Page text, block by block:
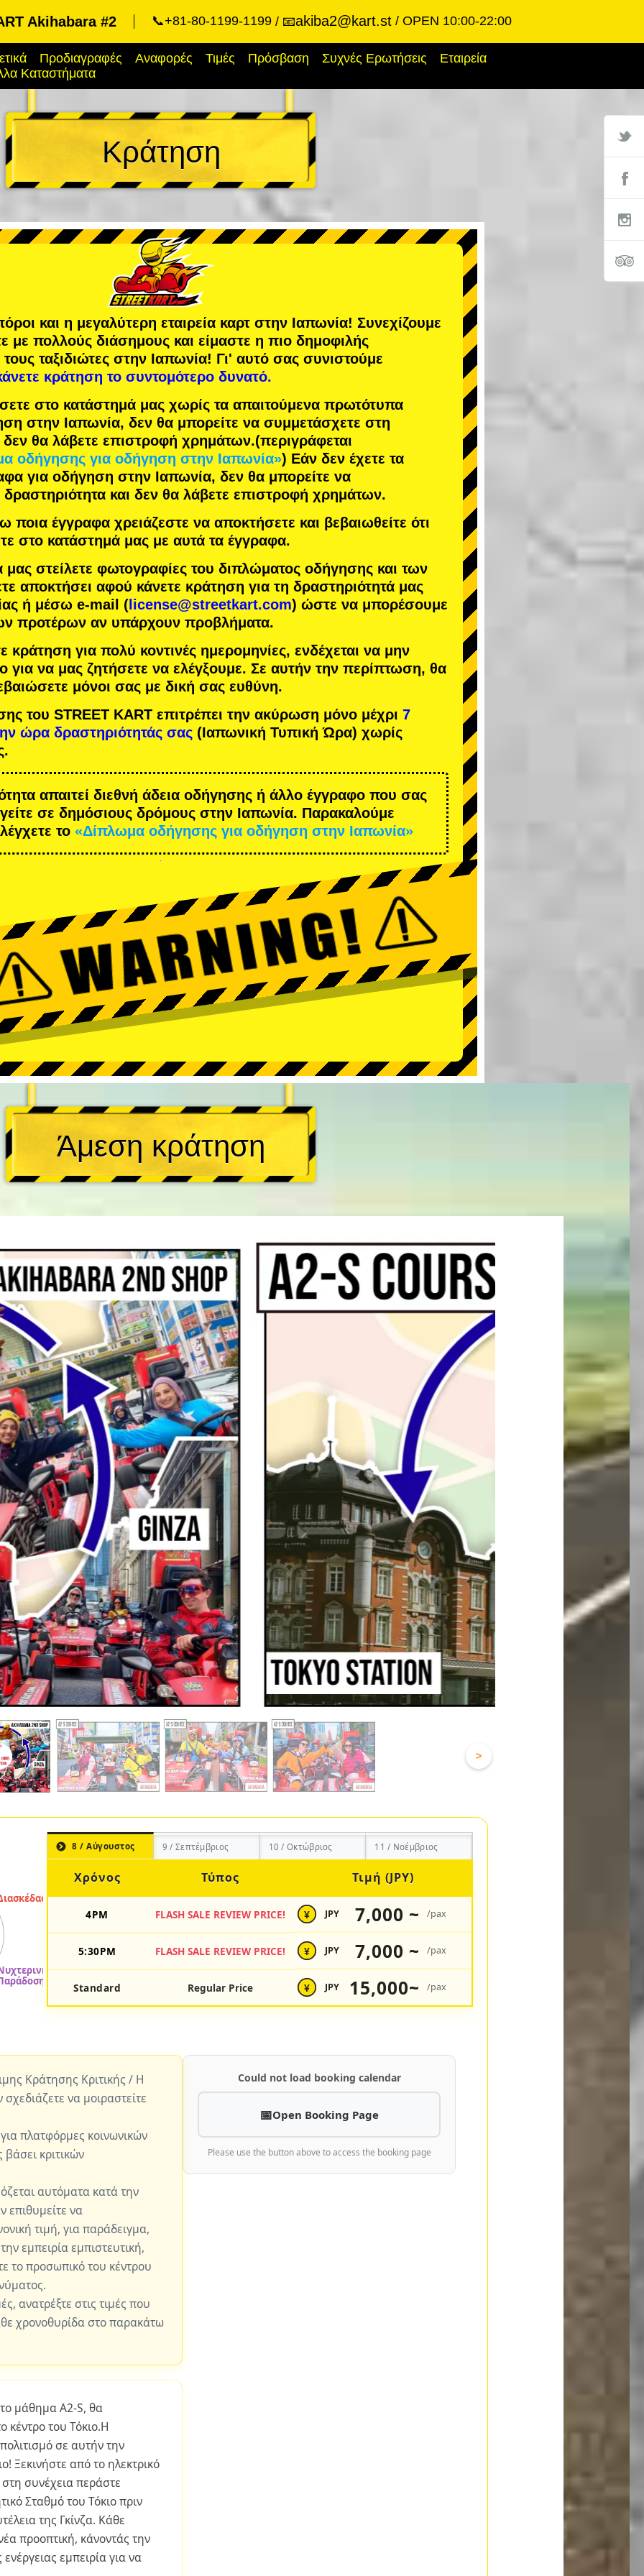
Akihabara #2 📞+81-80-1199-1199 📧akiba2@kart.st OPEN 10:00-22:00
Προδιαγραφές Αναφορές Τιμές Πρόσβαση Συχνές Ερωτήσεις
Εταιρεία
Καταστήματα
Κράτηση
και η μεγαλύτερη εταιρεία καρτ στην Ιαπωνία! Συνεχίζουμε
με πολλούς διάσημους και είμαστε η πιο δημοφιλής
ταξιδιώτες στην Ιαπωνία! Γι' αυτό σας συνιστούμε
κράτηση το συντομότερο δυνατό.
στο κατάστημά μας χωρίς τα απαιτούμενα πρωτότυπα
στην Ιαπωνία, δεν θα μπορείτε να συμμετάσχετε στη
δεν θα λάβετε επιστροφή χρημάτων.(περιγράφεται
οδήγησης για οδήγηση στην Ιαπωνία») Εάν δεν έχετε τα
για οδήγηση στην Ιαπωνία, δεν θα μπορείτε να
και δεν θα λάβετε επιστροφή χρημάτων.
ποια έγγραφα χρειάζεστε να αποκτήσετε και βεβαιωθείτε ότι
στο κατάστημά μας με αυτά τα έγγραφα.
μας στείλετε φωτογραφίες του διπλώματος οδήγησης και των
αποκτήσει αφού κάνετε κράτηση για τη δραστηριότητά μας
ή μέσω e-mail ( license@streetkart.com) ώστε να μπορέσουμε
προτέρων αν υπάρχουν προβλήματα.
κράτηση για πολύ κοντινές ημερομηνίες, ενδέχεται να μην
για να μας ζητήσετε να ελέγξουμε. Σε αυτήν την περίπτωση, θα
μόνοι σας με δική σας ευθύνη.
του STREET KART επιτρέπει την ακύρωση μόνο μέχρι 7
ώρα δραστηριότητάς σας (Ιαπωνική Τυπική Ώρα) χωρίς
απαιτεί διεθνή άδεια οδήγησης ή άλλο έγγραφο που σας
σε δημόσιους δρόμους στην Ιαπωνία. Παρακαλούμε
το «Δίπλωμα οδήγησης για οδήγηση στην Ιαπωνία»
Άμεση κράτηση
>
8 / Αύγουστος 9 / Σεπτέμβριος 10 / Οκτώβριος 11 / Νοέμβριος
Χρόνος Τύπος Τιμή (JPY)
4PM FLASH SALE REVIEW PRICE! ¥ JPY 7,000 ~ /pax
5:30PM FLASH SALE REVIEW PRICE! ¥ JPY 7,000 ~ /pax
Standard Regular Price ¥ JPY 15,000~ /pax
Κράτησης Κριτικής / Η
σχεδιάζετε να μοιραστείτε
πλατφόρμες κοινωνικών
κριτικών
αυτόματα κατά την
επιθυμείτε να
τιμή, για παράδειγμα,
εμπειρία εμπιστευτική,
το προσωπικό του κέντρου
ανατρέξτε στις τιμές που
χρονοθυρίδα στο παρακάτω
μάθημα A2-S, θα
του Τόκιο.Η
σε αυτήν την
Ξεκινήστε από το ηλεκτρικό
συνέχεια περάστε
Σταθμό του Τόκιο πριν
της Γκίνζα. Κάθε
προοπτική, κάνοντάς την
εμπειρία για να
Could not load booking calendar
Open Booking Page
Please use the button above to access the booking page